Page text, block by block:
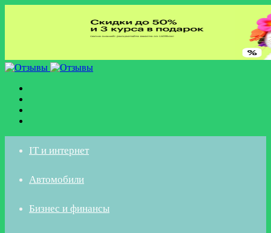
IT и интернет
Автомобили
Бизнес и финансы